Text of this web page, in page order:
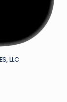
LLC